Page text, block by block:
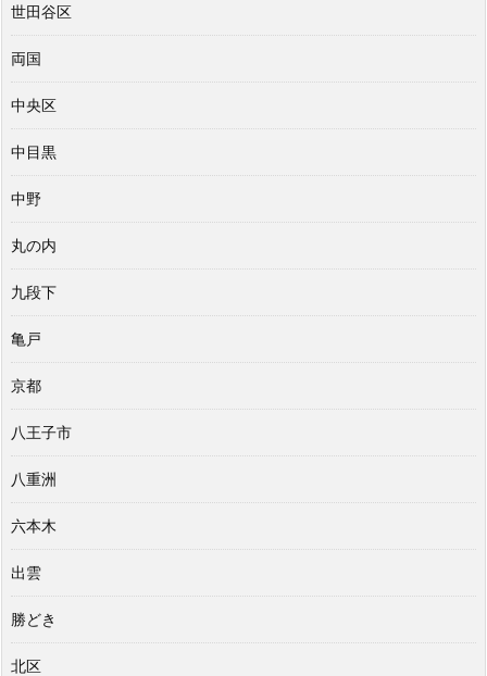
世田谷区
両国
中央区
中目黒
中野
丸の内
九段下
亀戸
京都
八王子市
八重洲
六本木
出雲
勝どき
北区